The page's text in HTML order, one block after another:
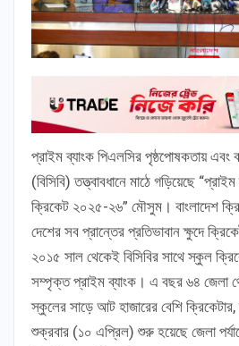
প্রাইম ব্যাংক পিএলসির পৃষ্ঠপোষকতায় এবং
(বিসিবি) তত্ত্বাবধানে মাঠে গড়িয়েছে
ক্রিকেট ২০২৫-২৬” মৌসুম। বাংলাদেশ
দেশের সব প্রান্তের প্রতিভাবান ক্ষুদে
২০১৫ সাল থেকেই বিসিবির সাথে স্কুল
সম্পৃক্ত প্রাইম ব্যাংক। এ বছর ৬৪ জেলা
স্কুলের সাড়ে আট হাজারের বেশি
শুক্রবার (১০ এপ্রিল) শুরু হয়েছে জেলা